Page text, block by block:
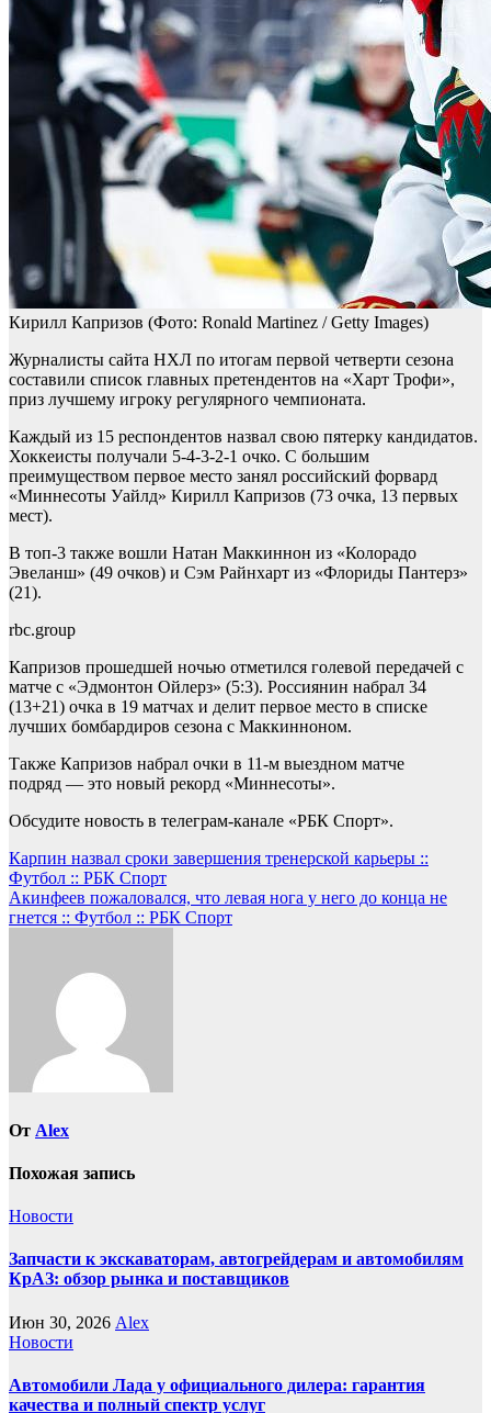
Кирилл Капризов (Фото: Ronald Martinez / Getty Images)
Журналисты сайта НХЛ по итогам первой четверти сезона
составили список главных претендентов на «Харт Трофи»,
приз лучшему игроку регулярного чемпионата.
Каждый из 15 респондентов назвал свою пятерку кандидатов.
Хоккеисты получали 5-4-3-2-1 очко. С большим
преимуществом первое место занял российский форвард
«Миннесоты Уайлд» Кирилл Капризов (73 очка, 13 первых
мест).
В топ-3 также вошли Натан Маккиннон из «Колорадо
Эвеланш» (49 очков) и Сэм Райнхарт из «Флориды Пантерз»
(21).
rbc.group
Капризов прошедшей ночью отметился голевой передачей с
матче с «Эдмонтон Ойлерз» (5:3). Россиянин набрал 34
(13+21) очка в 19 матчах и делит первое место в списке
лучших бомбардиров сезона с Маккинноном.
Также Капризов набрал очки в 11-м выездном матче
подряд — это новый рекорд «Миннесоты».
Обсудите новость в телеграм-канале «РБК Спорт».
Навигация
по
записям
Карпин назвал сроки завершения тренерской карьеры ::
Футбол :: РБК Спорт
Акинфеев пожаловался, что левая нога у него до конца не
гнется :: Футбол :: РБК Спорт
От Alex
Похожая запись
Новости
Запчасти к экскаваторам, автогрейдерам и автомобилям
КрАЗ: обзор рынка и поставщиков
Июн 30, 2026 Alex
Новости
Автомобили Лада у официального дилера: гарантия
качества и полный спектр услуг